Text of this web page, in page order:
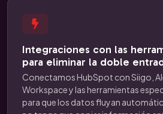
Integraciones con las
para eliminar la doble
Conectamos HubSpot con Siigo,
Workspace y las herramientas
para que los datos fluyan